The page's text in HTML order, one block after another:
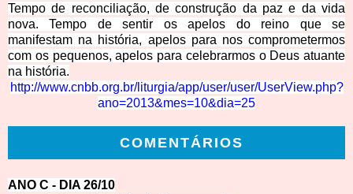
Tempo de reconciliação, de construção da paz e da vida
nova. Tempo de sentir os apelos do reino que se
manifestam na história, apelos para nos comprometermos
com os pequenos, apelos para celebrarmos o Deus atuante
na história.
http://www.cnbb.org.br/liturgia/app/user/user/UserView.php?
ano=2013&mes=10&dia=25
COMENTÁRIOS
ANO C - DIA 26/10